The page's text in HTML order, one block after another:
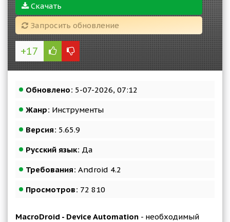
Скачать
Запросить обновление
+17
Обновлено: 5-07-2026, 07:12
Жанр: Инструменты
Версия: 5.65.9
Русский язык: Да
Требования: Android 4.2
Просмотров: 72 810
MacroDroid - Device Automation - необходимый